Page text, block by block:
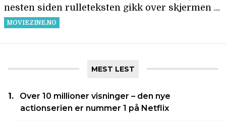
MEST LEST
Over 10 millioner visninger – den nye
actionserien er nummer 1 på Netflix